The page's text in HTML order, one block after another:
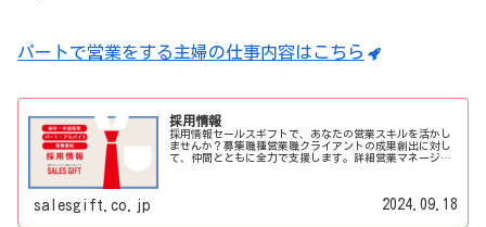
パートで営業をする主婦の仕事内容はこちら
採用情報
採用情報セールスギフトで、あなたの営業スキルを活かし
ませんか？募集職種営業職クライアントの成果創出に対し
て、仲間とともに全力で支援します。詳細営業マネージャ
salesgift.co.jp 2024.09.18